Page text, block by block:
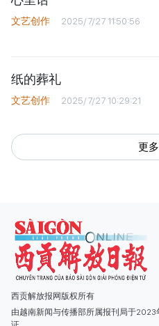
文艺创作 2025/7/27 11:50:56
纸的葬礼
文艺创作 2025/7/27 10:29:21
更多